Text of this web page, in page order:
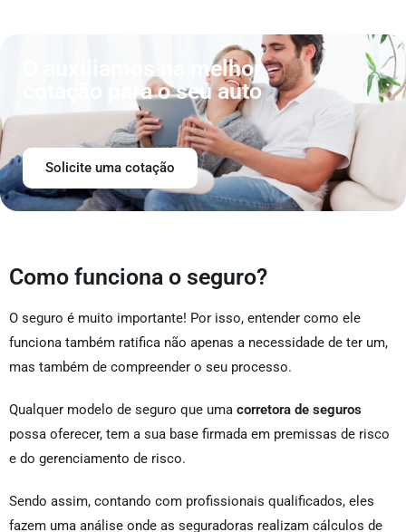
O auxiliamos na melhor
cotação para o seu auto
Solicite uma cotação
Como funciona o seguro?
O seguro é muito importante! Por isso, entender como ele
funciona também ratifica não apenas a necessidade de ter um,
mas também de compreender o seu processo.
Qualquer modelo de seguro que uma corretora de seguros
possa oferecer, tem a sua base firmada em premissas de risco
e do gerenciamento de risco.
Sendo assim, contando com profissionais qualificados, eles
fazem uma análise onde as seguradoras realizam cálculos de